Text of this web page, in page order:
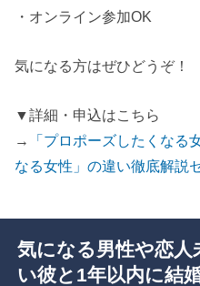
・オンライン参加OK
気になる方はぜひどうぞ！
▼詳細・申込はこちら
→
「プロポーズしたくなる
なる女性」の違い徹底解説
気になる男性や恋
い彼と1年以内に結